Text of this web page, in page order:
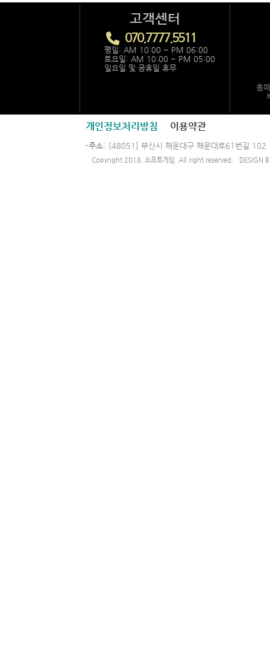
고객센터
070.7777.5511
평일: AM 10:00 ~ PM 06:00
토요일: AM 10:00 ~ PM 05:00
일요일 및 공휴일 휴무
홈
개인정보처리방침 이용약관
주소 [48051] 부산시 해운대구 해운대로61번길 102
Copyright 2018. 소프트게임. All right reserved. DESIGN